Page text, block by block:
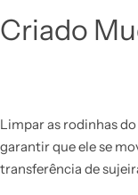
Criado
Limpar as rodinhas
garantir que ele se
transferência de